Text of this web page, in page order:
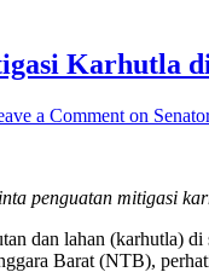
Karhutla
a Comment on
penguatan mitigasi
dan lahan (karhutla)
Barat (NTB),